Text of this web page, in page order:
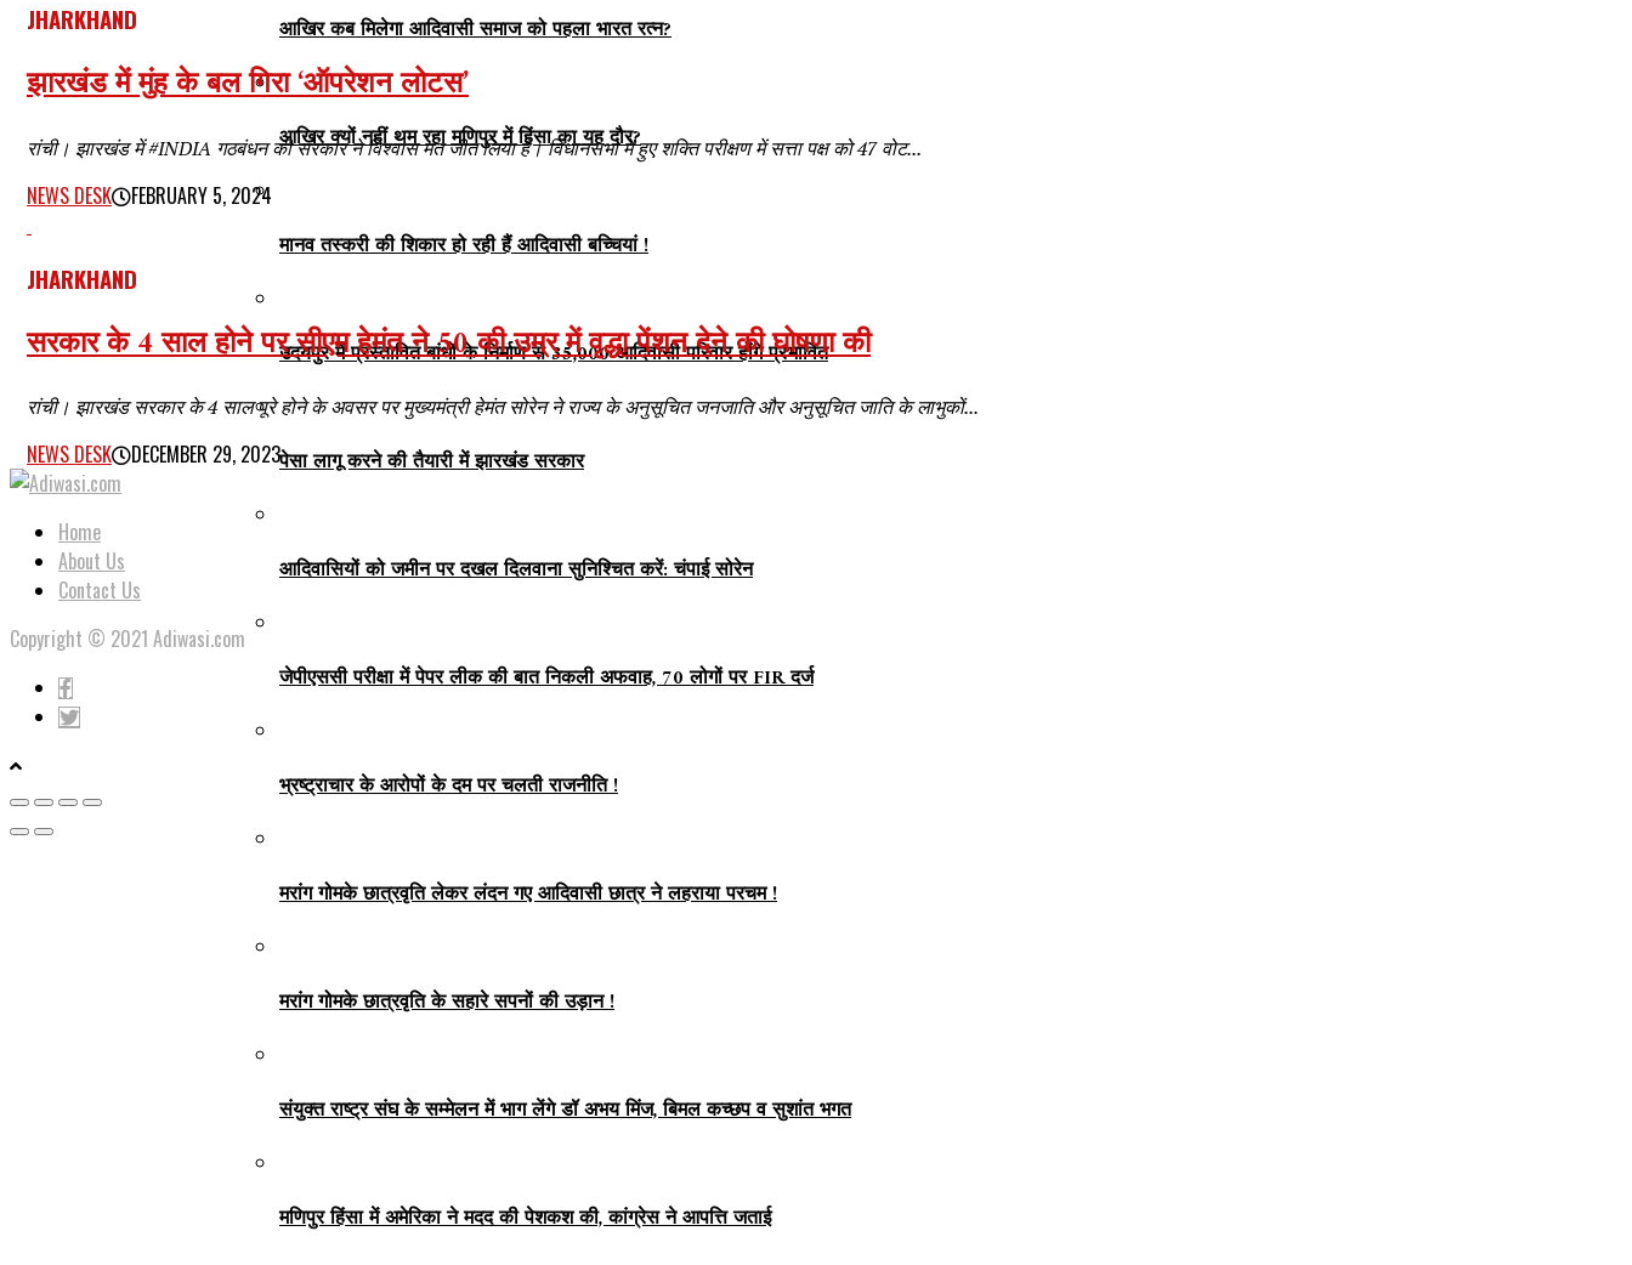
आखिर कब मिलेगा आदिवासी समाज को पहला भारत रत्न?
आखिर क्यों नहीं थम रहा मणिपुर में हिंसा का यह दौर?
मानव तस्करी की शिकार हो रही हैं आदिवासी बच्चियां !
उदयपुर में प्रस्तावित बांधों के निर्माण से 35,000 आदिवासी परिवार होंगे प्रभावित
पेसा लागू करने की तैयारी में झारखंड सरकार
आदिवासियों को जमीन पर दखल दिलवाना सुनिश्चित करें: चंपाई सोरेन
जेपीएससी परीक्षा में पेपर लीक की बात निकली अफवाह, 70 लोगों पर FIR दर्ज
भ्रष्ट्राचार के आरोपों के दम पर चलती राजनीति !
मरांग गोमके छात्रवृति लेकर लंदन गए आदिवासी छात्र ने लहराया परचम !
मरांग गोमके छात्रवृति के सहारे सपनों की उड़ान !
संयुक्त राष्ट्र संघ के सम्मेलन में भाग लेंगे डॉ अभय मिंज, बिमल कच्छप व सुशांत भगत
मणिपुर हिंसा में अमेरिका ने मदद की पेशकश की, कांग्रेस ने आपत्ति जताई
JHARKHAND
झारखंड में मुंह के बल गिरा ‘ऑपरेशन लोटस’
रांची। झारखंड में #INDIA गठबंधन की सरकार ने विश्वास मत जीत लिया है। विधानसभा में हुए शक्ति परीक्षण में सत्ता पक्ष को 47 वोट...
NEWS DESK FEBRUARY 5, 2024
JHARKHAND
सरकार के 4 साल होने पर सीएम हेमंत ने 50 की उम्र में वृद्धा पेंशन देने की घोषणा की
रांची। झारखंड सरकार के 4 साल पूरे होने के अवसर पर मुख्यमंत्री हेमंत सोरेन ने राज्य के अनुसूचित जनजाति और अनुसूचित जाति के लाभुकों...
NEWS DESK DECEMBER 29, 2023
Home
About Us
Contact Us
Copyright © 2021 Adiwasi.com